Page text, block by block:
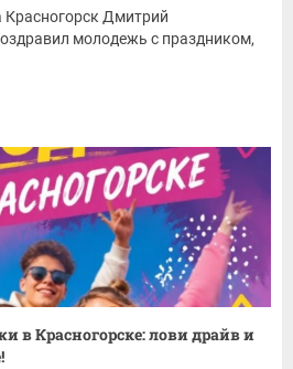
Красногорск Дмитрий
молодежь с праздником,
в Красногорске: лови драйв и